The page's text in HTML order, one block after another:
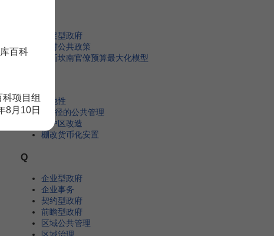
能促型政府
农村公共政策
尼斯坎南官僚预算最大化模型
排他性
P途径的公共管理
棚户区改造
棚改货币化安置
Q
企业型政府
企业事务
契约型政府
前瞻型政府
区域公共管理
百科
科项目组
8月10日